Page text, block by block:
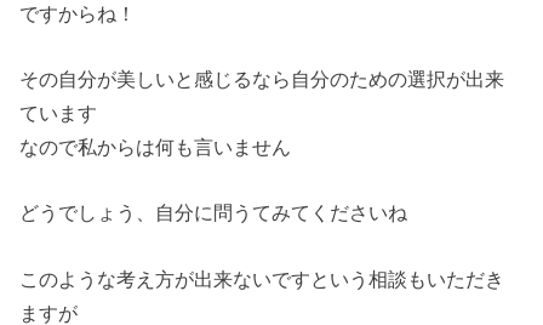
ですからね！
その自分が美しいと感じるなら自分のための選択が出来
ています
なので私からは何も言いません
どうでしょう、自分に問うてみてくださいね
このような考え方が出来ないですという相談もいただき
ますが